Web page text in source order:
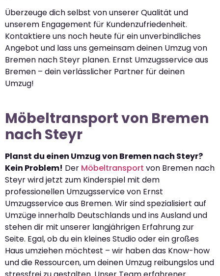
Überzeuge dich selbst von unserer Qualität und
unserem Engagement für Kundenzufriedenheit.
Kontaktiere uns noch heute für ein unverbindliches
Angebot und lass uns gemeinsam deinen Umzug von
Bremen nach Steyr planen. Ernst Umzugsservice aus
Bremen – dein verlässlicher Partner für deinen
Umzug!
Möbeltransport von Bremen
nach Steyr
Planst du einen Umzug von Bremen nach Steyr?
Kein Problem! Der Möbeltransport von Bremen nach
Steyr wird jetzt zum Kinderspiel mit dem
professionellen Umzugsservice von Ernst
Umzugsservice aus Bremen. Wir sind spezialisiert auf
Umzüge innerhalb Deutschlands und ins Ausland und
stehen dir mit unserer langjährigen Erfahrung zur
Seite. Egal, ob du ein kleines Studio oder ein großes
Haus umziehen möchtest – wir haben das Know-how
und die Ressourcen, um deinen Umzug reibungslos und